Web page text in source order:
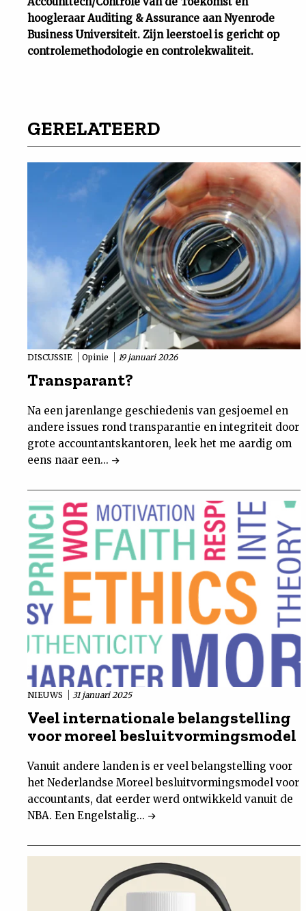
hoogleraar Auditing & Assurance aan Nyenrode
Business Universiteit. Zijn leerstoel is gericht op
controlemethodologie en controlekwaliteit.
GERELATEERD
DISCUSSIE Opinie 19 januari 2026
Transparant?
Na een jarenlange geschiedenis van gesjoemel en
andere issues rond transparantie en integriteit door
grote accountantskantoren, leek het me aardig om
eens naar een...
NIEUWS 31 januari 2025
Veel internationale belangstelling
voor moreel besluitvormingsmodel
Vanuit andere landen is er veel belangstelling voor
het Nederlandse Moreel besluitvormingsmodel voor
accountants, dat eerder werd ontwikkeld vanuit de
NBA. Een Engelstalig...